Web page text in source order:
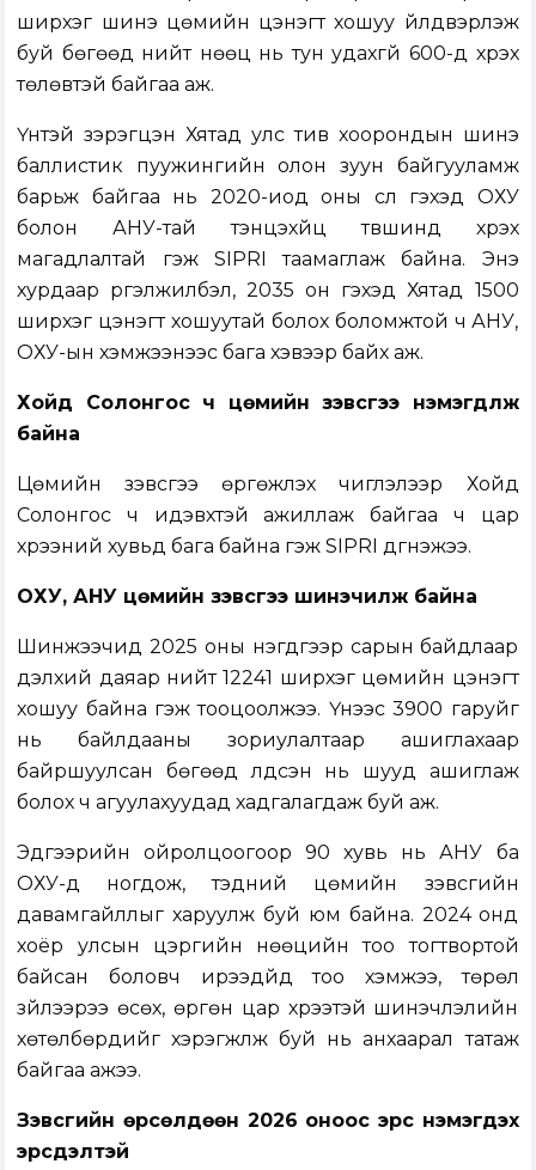
ширхэг шинэ цөмийн цэнэгт хошуу үйлдвэрлэж
буй бөгөөд нийт нөөц нь тун удахгүй 600-д хүрэх
төлөвтэй байгаа аж.
Үүнтэй зэрэгцэн Хятад улс тив хоорондын шинэ
баллистик пуужингийн олон зуун байгууламж
барьж байгаа нь 2020-иод оны сүүл гэхэд ОХУ
болон АНУ-тай тэнцэхүйц түвшинд хүрэх
магадлалтай гэж SIPRI таамаглаж байна. Энэ
хурдаар үргэлжилбэл, 2035 он гэхэд Хятад 1500
ширхэг цэнэгт хошуутай болох боломжтой ч АНУ,
ОХУ-ын хэмжээнээс бага хэвээр байх аж.
Хойд Солонгос ч цөмийн зэвсгээ нэмэгдүүлж
байна
Цөмийн зэвсгээ өргөжүүлэх чиглэлээр Хойд
Солонгос ч идэвхтэй ажиллаж байгаа ч цар
хүрээний хувьд бага байна гэж SIPRI дүгнэжээ.
ОХУ, АНУ цөмийн зэвсгээ шинэчилж байна
Шинжээчид 2025 оны нэгдүгээр сарын байдлаар
дэлхий даяар нийт 12241 ширхэг цөмийн цэнэгт
хошуу байна гэж тооцоолжээ. Үүнээс 3900 гаруйг
нь байлдааны зориулалтаар ашиглахаар
байршуулсан бөгөөд үлдсэн нь шууд ашиглаж
болох ч агуулахуудад хадгалагдаж буй аж.
Эдгээрийн ойролцоогоор 90 хувь нь АНУ ба
ОХУ-д ногдож, тэдний цөмийн зэвсгийн
давамгайллыг харуулж буй юм байна. 2024 онд
хоёр улсын цэргийн нөөцийн тоо тогтвортой
байсан боловч ирээдүйд тоо хэмжээ, төрөл
зүйлээрээ өсөх, өргөн цар хүрээтэй шинэчлэлийн
хөтөлбөрүүдийг хэрэгжүүлж буй нь анхаарал татаж
байгаа ажээ.
Зэвсгийн өрсөлдөөн 2026 оноос эрс нэмэгдэх
эрсдэлтэй